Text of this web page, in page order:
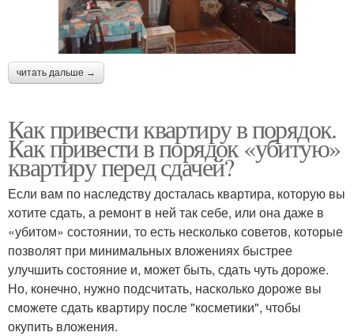
читать дальше →
Как привести квартиру в порядок.
Как привести в порядок «убитую»
квартиру перед сдачей?
Если вам по наследству досталась квартира, которую вы
хотите сдать, а ремонт в ней так себе, или она даже в
«убитом» состоянии, то есть несколько советов, которые
позволят при минимальных вложениях быстрее
улучшить состояние и, может быть, сдать чуть дороже.
Но, конечно, нужно подсчитать, насколько дороже вы
сможете сдать квартиру после "косметики", чтобы
окупить вложения.